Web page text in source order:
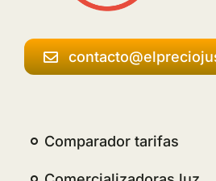
Comparador tarifas